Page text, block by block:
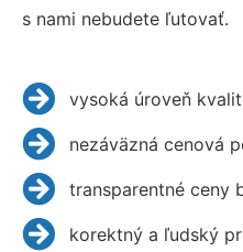
s nami nebudete ľutovať.
vysoká úroveň
nezáväzná cenová
transparentné ceny
korektný a ľudský